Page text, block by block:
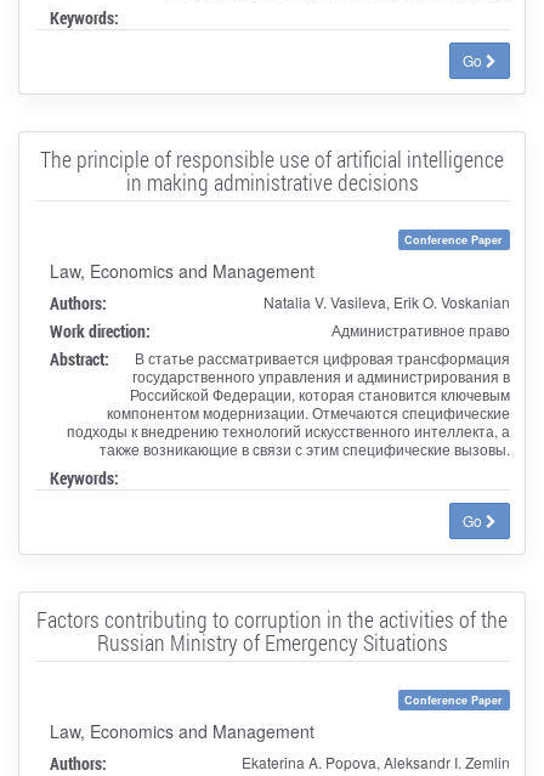
Keywords:
Go
The principle of responsible use of artificial intelligence
in making administrative decisions
Conference Paper
Law, Economics and Management
Authors: Natalia V. Vasileva, Erik O. Voskanian
Work direction: Административное право
Abstract:
В статье рассматривается цифровая трансформация
государственного управления и администрирования в
Российской Федерации, которая становится ключевым
компонентом модернизации. Отмечаются специфические
подходы к внедрению технологий искусственного интеллекта, а
также возникающие в связи с этим специфические вызовы.
Keywords:
Go
Factors contributing to corruption in the activities of the
Russian Ministry of Emergency Situations
Conference Paper
Law, Economics and Management
Authors: Ekaterina A. Popova, Aleksandr I. Zemlin